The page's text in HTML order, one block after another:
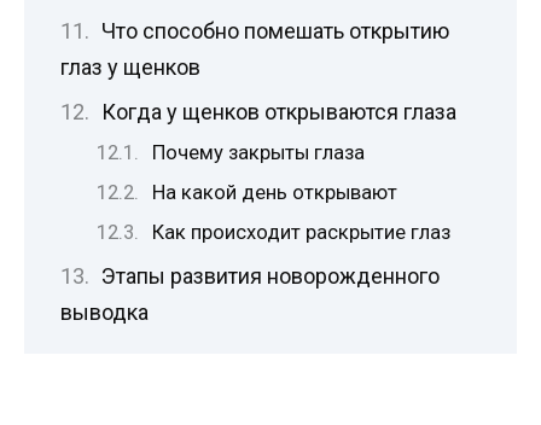
Что способно помешать открытию
глаз у щенков
Когда у щенков открываются глаза
Почему закрыты глаза
На какой день открывают
Как происходит раскрытие глаз
Этапы развития новорожденного
выводка